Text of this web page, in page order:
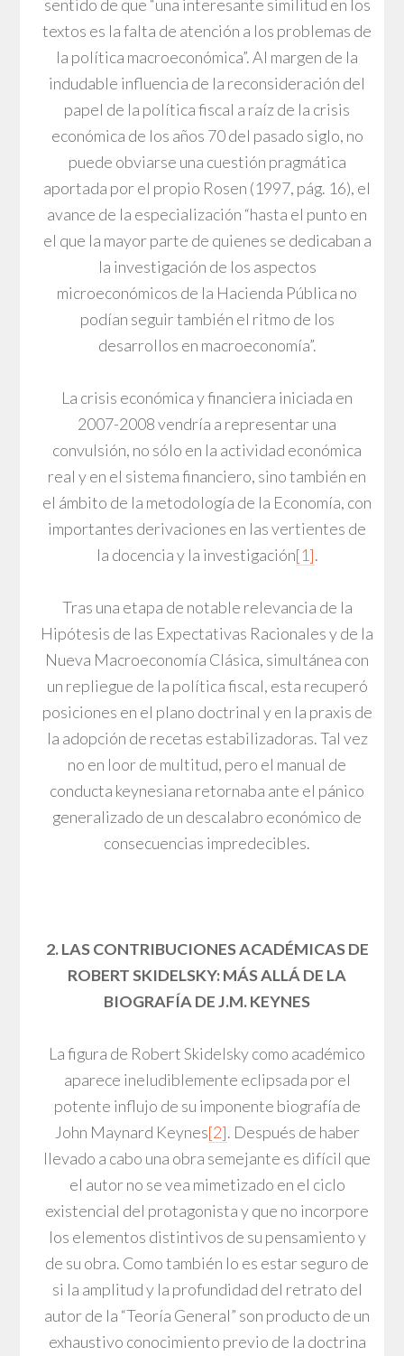
sentido de que “una interesante similitud en los
textos es la falta de atención a los problemas de
la política macroeconómica”. Al margen de la
indudable influencia de la reconsideración del
papel de la política fiscal a raíz de la crisis
económica de los años 70 del pasado siglo, no
puede obviarse una cuestión pragmática
aportada por el propio Rosen (1997, pág. 16), el
avance de la especialización “hasta el punto en
el que la mayor parte de quienes se dedicaban a
la investigación de los aspectos
microeconómicos de la Hacienda Pública no
podían seguir también el ritmo de los
desarrollos en macroeconomía”.
La crisis económica y financiera iniciada en
2007-2008 vendría a representar una
convulsión, no sólo en la actividad económica
real y en el sistema financiero, sino también en
el ámbito de la metodología de la Economía, con
importantes derivaciones en las vertientes de
la docencia y la investigación[1].
Tras una etapa de notable relevancia de la
Hipótesis de las Expectativas Racionales y de la
Nueva Macroeconomía Clásica, simultánea con
un repliegue de la política fiscal, esta recuperó
posiciones en el plano doctrinal y en la praxis de
la adopción de recetas estabilizadoras. Tal vez
no en loor de multitud, pero el manual de
conducta keynesiana retornaba ante el pánico
generalizado de un descalabro económico de
consecuencias impredecibles.
2. LAS CONTRIBUCIONES ACADÉMICAS DE
ROBERT SKIDELSKY: MÁS ALLÁ DE LA
BIOGRAFÍA DE J.M. KEYNES
La figura de Robert Skidelsky como académico
aparece ineludiblemente eclipsada por el
potente influjo de su imponente biografía de
John Maynard Keynes[2]. Después de haber
llevado a cabo una obra semejante es difícil que
el autor no se vea mimetizado en el ciclo
existencial del protagonista y que no incorpore
los elementos distintivos de su pensamiento y
de su obra. Como también lo es estar seguro de
si la amplitud y la profundidad del retrato del
autor de la “Teoría General” son producto de un
exhaustivo conocimiento previo de la doctrina